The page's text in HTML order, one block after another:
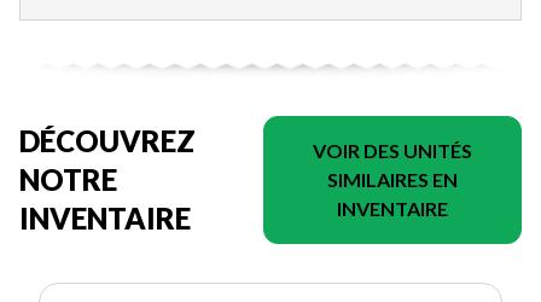
DÉCOUVREZ
NOTRE
INVENTAIRE
VOIR DES UNITÉS
SIMILAIRES EN
INVENTAIRE